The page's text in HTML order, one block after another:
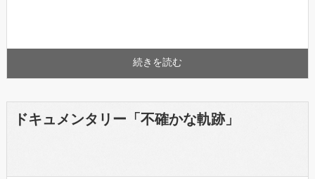
続きを読む
ドキュメンタリー「不確かな軌跡」